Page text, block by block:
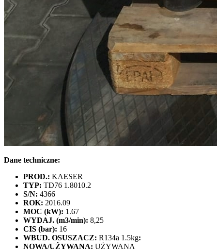
Dane techniczne:
PROD.: KAESER
TYP: TD76 1.8010.2
S/N: 4366
ROK: 2016.09
MOC (kW): 1.67
WYDAJ. (m3/min): 8,25
CIS (bar): 16
WBUD. OSUSZACZ: R134a 1.5kg:
NOWA/UŻYWANA: UŻYWANA